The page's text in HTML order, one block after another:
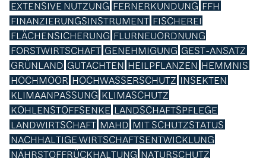
EXTENSIVE NUTZUNG FERNERKUNDUNG FFH
FINANZIERUNGSINSTRUMENT FISCHEREI
FLÄCHENSICHERUNG FLURNEUORDNUNG
FORSTWIRTSCHAFT GENEHMIGUNG GEST-ANSATZ
GRÜNLAND GUTACHTEN HEILPFLANZEN HEMMNIS
HOCHMOOR HOCHWASSERSCHUTZ INSEKTEN
KLIMAANPASSUNG KLIMASCHUTZ
KOHLENSTOFFSENKE LANDSCHAFTSPFLEGE
LANDWIRTSCHAFT MAHD MIT SCHUTZSTATUS
NACHHALTIGE WIRTSCHAFTSENTWICKLUNG
NÄHRSTOFFRÜCKHALTUNG NATURSCHUTZ